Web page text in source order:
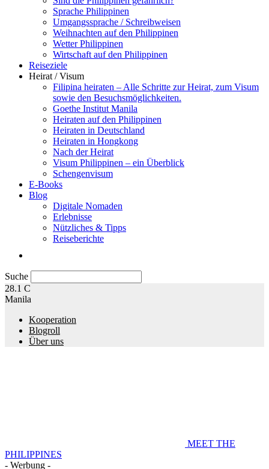
Sprache Philippinen
Umgangssprache / Schreibweisen
Weihnachten auf den Philippinen
Wetter Philippinen
Wirtschaft auf den Philippinen
Reiseziele
Heirat / Visum
Filipina heiraten – Alle Schritte zur Heirat, zum Visum
sowie den Besuchsmöglichkeiten.
Goethe Institut Manila
Heiraten auf den Philippinen
Heiraten in Deutschland
Heiraten in Hongkong
Nach der Heirat
Visum Philippinen – ein Überblick
Schengenvisum
E-Books
Blog
Digitale Nomaden
Erlebnisse
Nützliches & Tipps
Reiseberichte
Suche
28.1 C
Manila
Kooperation
Blogroll
Über uns
MEET THE
PHILIPPINES
- Werbung -